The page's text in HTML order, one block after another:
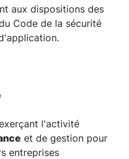
aux dispositions des
Code de la sécurité
l'activité
et de gestion pour
entreprises